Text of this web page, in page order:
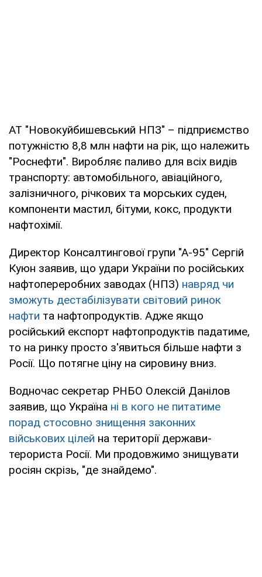
АТ "Новокуйбишевський НПЗ" – підприємство
потужністю 8,8 млн нафти на рік, що належить
"Роснефти". Виробляє паливо для всіх видів
транспорту: автомобільного, авіаційного,
залізничного, річкових та морських суден,
компоненти мастил, бітуми, кокс, продукти
нафтохімії.
Директор Консалтингової групи "А-95" Сергій
Куюн заявив, що удари України по російських
нафтопереробних заводах (НПЗ) навряд чи
зможуть дестабілізувати світовий ринок
нафти та нафтопродуктів. Адже якщо
російський експорт нафтопродуктів падатиме,
то на ринку просто з'явиться більше нафти з
Росії. Що потягне ціну на сировину вниз.
Водночас секретар РНБО Олексій Данілов
заявив, що Україна ні в кого не питатиме
порад стосовно знищення законних
військових цілей на території держави-
терориста Росії. Ми продовжимо знищувати
росіян скрізь, "де знайдемо".